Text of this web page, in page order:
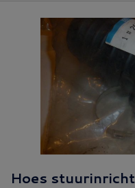
Hoes